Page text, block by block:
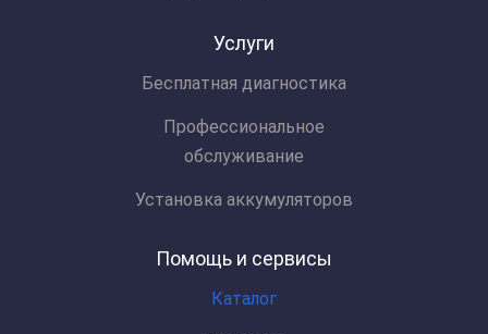
Услуги
Бесплатная диагностика
Профессиональное
обслуживание
Установка аккумуляторов
Помощь и сервисы
Каталог